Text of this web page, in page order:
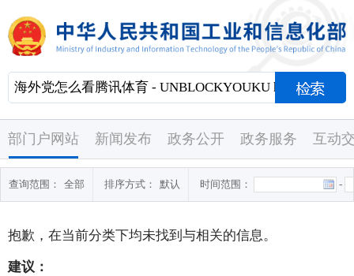
部门户网站 新闻发布 政务公开 政务服务 互动
查询范围： 全部 排序方式： 默认 时间范围： -
抱歉，在当前分类下均未找到与相关的信息。
建议：